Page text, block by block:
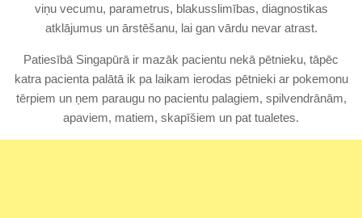
viņu vecumu, parametrus, blakusslimības, diagnostikas
atklājumus un ārstēšanu, lai gan vārdu nevar atrast.
Patiesībā Singapūrā ir mazāk pacientu nekā pētnieku, tāpēc
katra pacienta palātā ik pa laikam ierodas pētnieki ar pokemonu
tērpiem un ņem paraugu no pacientu palagiem, spilvendrānām,
apaviem, matiem, skapīšiem un pat tualetes.